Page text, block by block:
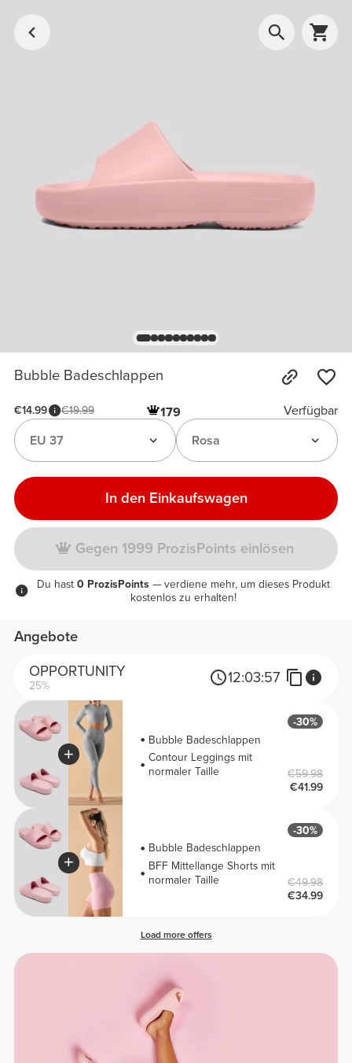
Bubble Badeschlappen
€14.99 €19.99 179
Verfügbar
Rosa
EU 37
In den Einkaufswagen
Gegen 1999 ProzisPoints einlösen
Du hast 0 ProzisPoints — verdiene mehr, um dieses Produkt
kostenlos zu erhalten!
Angebote
Bubble Badeschlappen
Contour Leggings mit
normaler Taille
-30%
€59.98
€41.99
Bubble Badeschlappen
BFF Mittellange Shorts mit
normaler Taille
-30%
€49.98
€34.99
Load more offers
OPPORTUNITY
25% 12:03:57